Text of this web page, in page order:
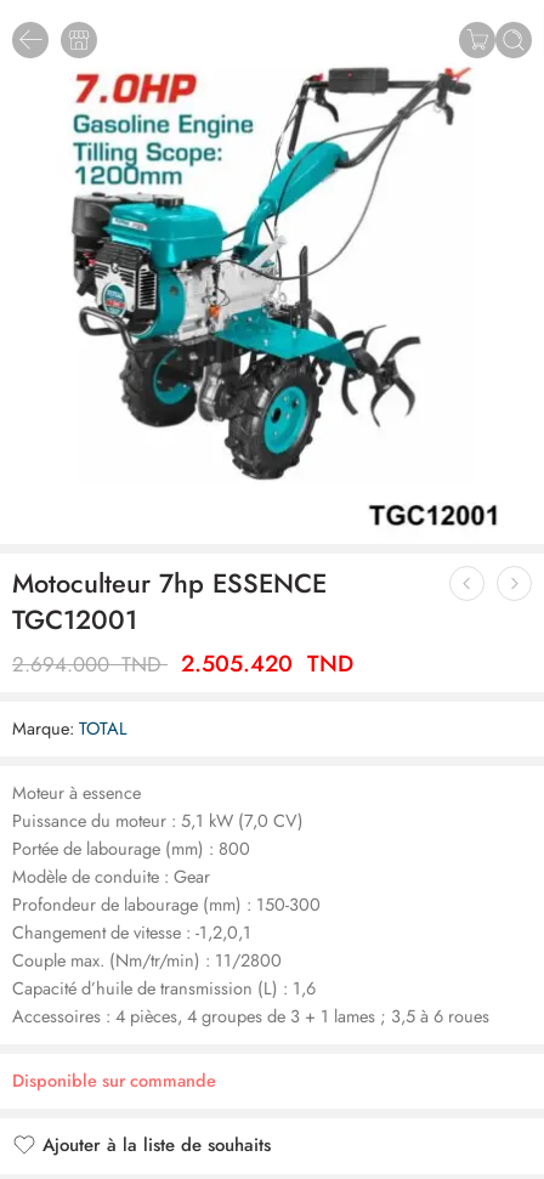
Motoculteur 7hp ESSENCE
TGC12001
2.694.000TND 2.505.420 TND
Marque: TOTAL
Moteur à essence
Puissance du moteur : 5,1 kW (7,0 CV)
Portée de labourage (mm) : 800
Modèle de conduite : Gear
Profondeur de labourage (mm) : 150-300
Changement de vitesse : -1,2,0,1
Couple max. (Nm/tr/min) : 11/2800
Capacité d’huile de transmission (L) : 1,6
Accessoires : 4 pièces, 4 groupes de 3 + 1 lames ; 3,5 à 6 roues
Disponible sur commande
Ajouter à la liste de souhaits